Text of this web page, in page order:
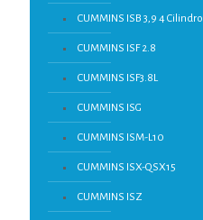
CUMMINS ISB 3,9 4 Cilindro
CUMMINS ISF 2.8
CUMMINS ISF3.8L
CUMMINS ISG
CUMMINS ISM-L10
CUMMINS ISX-QSX15
CUMMINS ISZ